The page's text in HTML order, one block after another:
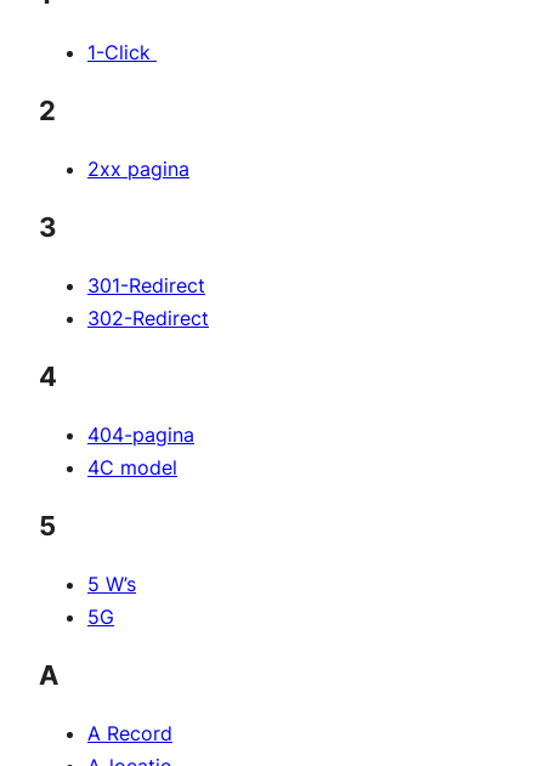
1-Click
2
2xx pagina
3
301-Redirect
302-Redirect
4
404-pagina
4C model
5
5 W’s
5G
A
A Record